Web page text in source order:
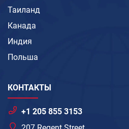
Таиланд
Канада
Индия
Польша
КОНТАКТЫ
+1 205 855 3153